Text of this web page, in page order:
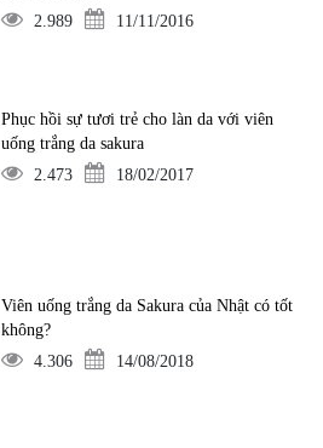
2.989
11/11/2016
Phục hồi sự tươi trẻ cho làn da với viên
uống trắng da sakura
2.473
18/02/2017
Viên uống trắng da Sakura của Nhật có tốt
không?
4.306
14/08/2018